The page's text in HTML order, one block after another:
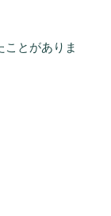
ことがありま